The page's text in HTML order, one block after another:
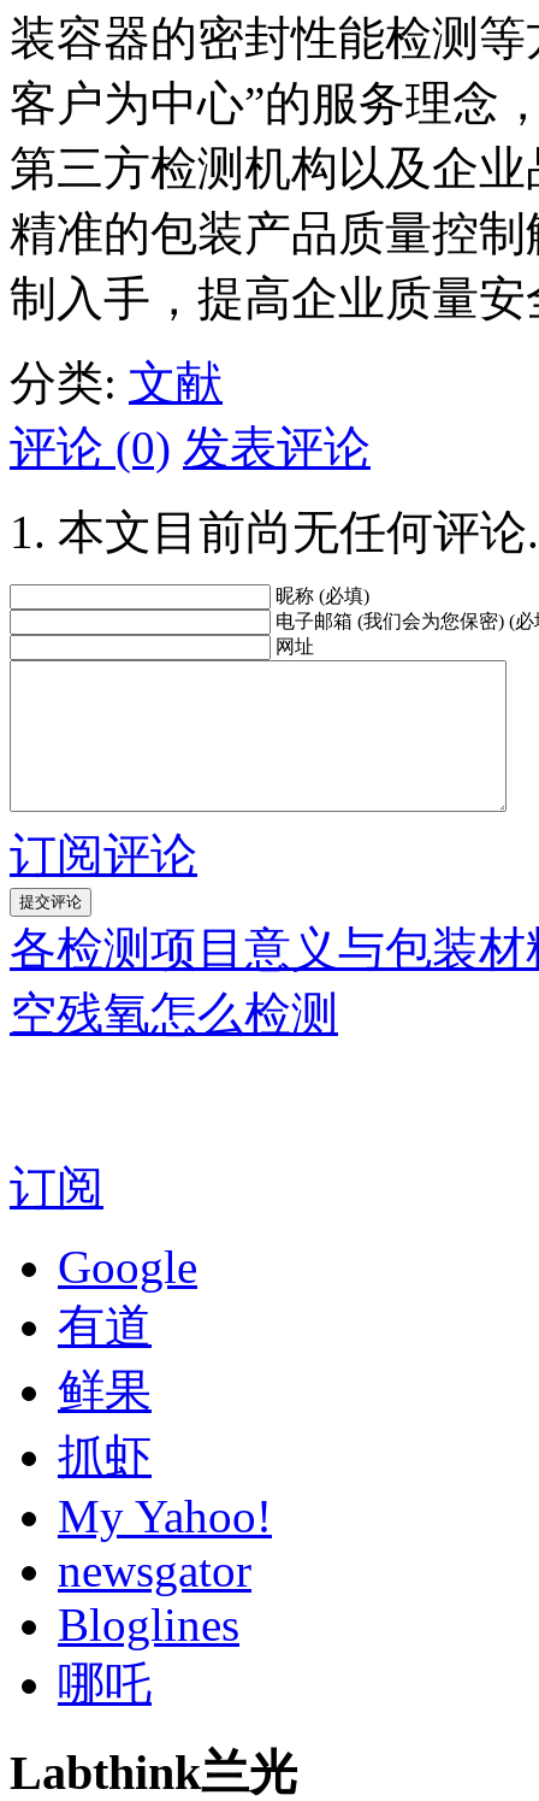
装容器的密封性能检测
客户为中心”的服务理念
第三方检测机构以及企
精准的包装产品质量控
制入手，提高企业质量
分类: 文献
评论 (0) 发表评论
本文目前尚无任何评论.
昵称 (必填)
电子邮箱 (我们会为您保密) (必
网址
订阅评论
各检测项目意义与包装
空残氧怎么检测
订阅
Google
有道
鲜果
抓虾
My Yahoo!
newsgator
Bloglines
哪吒
Labthink兰光